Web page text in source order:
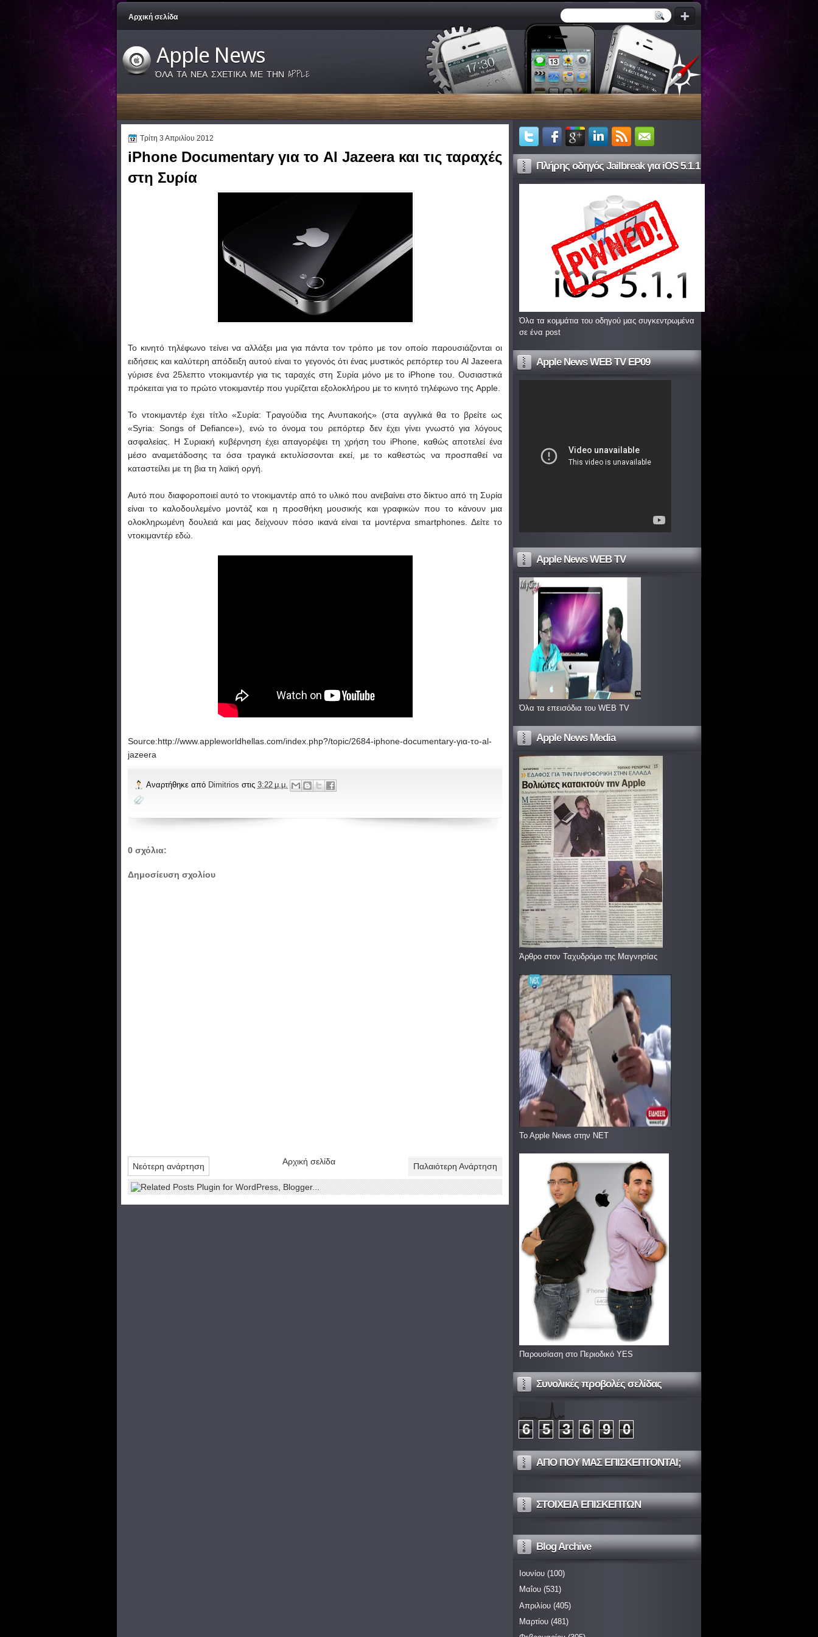
Αρχική σελίδα
Apple News
ΌΛΑ ΤΑ ΝΕΑ ΣΧΕΤΙΚΑ ΜΕ ΤΗΝ APPLE
Τρίτη 3 Απριλίου 2012
iPhone Documentary για το Al Jazeera και τις ταραχές
στη Συρία
Το κινητό τηλέφωνο τείνει να αλλάξει μια για πάντα τον τρόπο με τον οποίο παρουσιάζονται οι
ειδήσεις και καλύτερη απόδειξη αυτού είναι το γεγονός ότι ένας μυστικός ρεπόρτερ του Al Jazeera
γύρισε ένα 25λεπτο ντοκιμαντέρ για τις ταραχές στη Συρία μόνο με το iPhone του. Ουσιαστικά
πρόκειται για το πρώτο ντοκιμαντέρ που γυρίζεται εξολοκλήρου με το κινητό τηλέφωνο της Apple.
To ντοκιμαντέρ έχει τίτλο «Συρία: Τραγούδια της Ανυπακοής» (στα αγγλικά θα το βρείτε ως
«Syria: Songs of Defiance»), ενώ το όνομα του ρεπόρτερ δεν έχει γίνει γνωστό για λόγους
ασφαλείας. Η Συριακή κυβέρνηση έχει απαγορέψει τη χρήση του iPhone, καθώς αποτελεί ένα
μέσο αναμετάδοσης τα όσα τραγικά εκτυλίσσονται εκεί, με το καθεστώς να προσπαθεί να
καταστείλει με τη βια τη λαϊκή οργή.
Αυτό που διαφοροποιεί αυτό το ντοκιμαντέρ από το υλικό που ανεβαίνει στο δίκτυο από τη Συρία
είναι το καλοδουλεμένο μοντάζ και η προσθήκη μουσικής και γραφικών που το κάνουν μια
ολοκληρωμένη δουλειά και μας δείχνουν πόσο ικανά είναι τα μοντέρνα smartphones. Δείτε το
ντοκιμαντέρ εδώ.
Source:http://www.appleworldhellas.com/index.php?/topic/2684-iphone-documentary-για-το-al-
jazeera
Αναρτήθηκε από Dimitrios στις 3:22 μ.μ.
0 σχόλια:
Δημοσίευση σχολίου
Νεότερη ανάρτηση Παλαιότερη Ανάρτηση
Αρχική σελίδα
Πλήρης οδηγός Jailbreak για iOS 5.1.1
Όλα τα κομμάτια του οδηγού μας συγκεντρωμένα
σε ένα post
Apple News WEB TV EP09
Apple News WEB TV
Όλα τα επεισόδια του WEB TV
Apple News Media
Άρθρο στον Ταχυδρόμο της Μαγνησίας
To Apple News στην ΝΕΤ
Παρουσίαση στο Περιοδικό YES
Συνολικές προβολές σελίδας
6 5 3 6 9 0
ΑΠΟ ΠΟΥ ΜΑΣ ΕΠΙΣΚΕΠΤΟΝΤΑΙ;
ΣΤΟΙΧΕΙΑ ΕΠΙΣΚΕΠΤΩΝ
Blog Archive
Ιουνίου (100)
Μαΐου (531)
Απριλίου (405)
Μαρτίου (481)